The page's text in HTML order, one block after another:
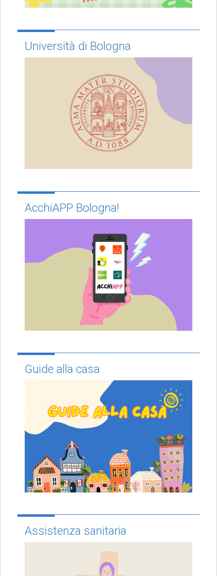
Università di Bologna
AcchiAPP Bologna!
Guide alla casa
Assistenza sanitaria